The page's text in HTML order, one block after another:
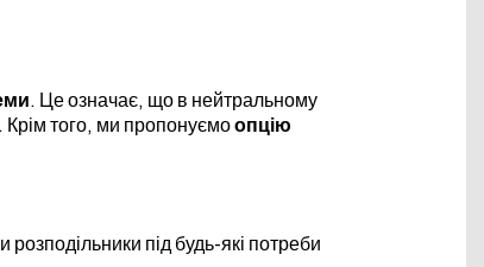
. Це означає, що в нейтральному
Крім того, ми пропонуємоопцію
під будь-які потреби